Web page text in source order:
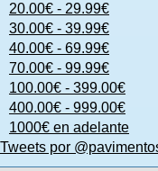
20.00€ - 29.99€
30.00€ - 39.99€
40.00€ - 69.99€
70.00€ - 99.99€
100.00€ - 399.00€
400.00€ - 999.00€
1000€ en adelante
Tweets por